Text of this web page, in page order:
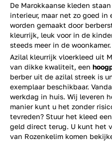
De Marokkaanse kleden
interieur, maar net zo goed in
worden gemaakt door
kleurrijk, leuk voor in de
steeds meer in de woonkamer.
Azilal kleurrijk vloerkleed uit
van dikke kwaliteit, een
berber uit de azilal streek is
exemplaar beschikbaar.
werkdag in huis. Wij leveren
manier kunt u het zonder
tevreden? Stuur het kleed
geld direct terug. U kunt het
van Rozenkelim komen